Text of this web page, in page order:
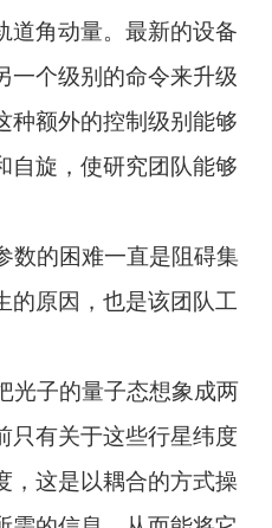
道角动量。最新的设备
一个级别的命令来升级
种额外的控制级别能够
自旋，使研究团队能够
数的困难一直是阻碍集
的原因，也是该团队工
光子的量子态想象成两
只有关于这些行星纬度
，这是以耦合的方式操